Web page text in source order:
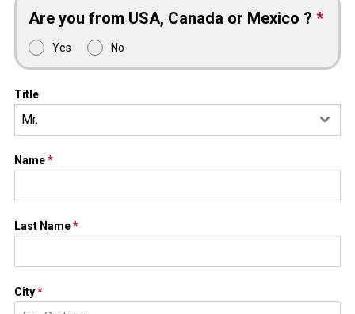
Are you from USA, Canada or Mexico ? *
Yes No
Title
Mr.
Name*
Last Name*
City*